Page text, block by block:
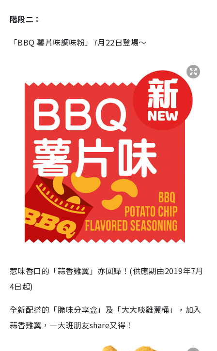
階段二：
「BBQ 薯片味調味粉」 7月22日登場～
惹味香口的「蒜香雞翼」亦回歸！(供應期由2019年7月
4日起)
全新配搭的「脆味分享盒」及「大大啖雞翼桶」，加入
蒜香雞翼，一大班朋友share又得！